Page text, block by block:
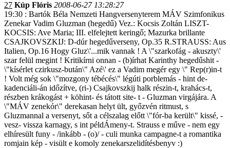
27 Kúp Flóris 2008-06-27 13:28:27
19:30 : Bartók Béla Nemzeti Hangversenyterem MÁV Szimfonikus
Zenekar Vadim Gluzman (hegedű) Vez.: Kocsis Zoltán LISZT-
KOCSIS: Ave Maria; III. elfelejtett keringő; Mazurka brillante
CSAJKOVSZKIJ: D-dúr hegedűverseny, Op.35 R.STRAUSS: Aus
Italien, Op.16 Hogy Gluz\'...mik vannak ! A \"szarkofág - akuszty\'
szar felül megint ! Kritikírni onnan - (b)írhat Karinthy hegedűshit -
\"kísérlet czirkusz-bután\" Azé\' ez a Vadim megér egy \" Rep(r)in-t
! Volt még sok \"mozgony tébécés\" légúti porblemás - hint de-
kadenciáli-án időzítve, (ri-) Csajkovszkij halk részin-t, krahács-t,
részben krákogást + köhint- és tátott site- t - Gluzman virgájára. A
\"MÁV zenekór\" derekasan helyt ült, győzvén ritmust, s
Gluzmannal a versenyt, sőt a célszalag előtt \"fór-ba került\" kissé, -
vesz- vissza karnagy, s int példÁmeny-t. Strauss e műve - nem egy
elhíresült funy - /inkább - (o)/ - culi munka campagne-t a romantika
romjain kép - visült e komoly zenekarszelidítésbenyv :)